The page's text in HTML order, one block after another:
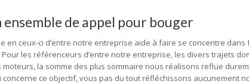
ensemble de appel pour bouger
en ceux-ci d’entre notre entreprise aide à faire se concentre
les référenceurs d’entre notre entreprise, les divers trajets
la somme des plus sommaire nous réalisons reflue
concerne ce objectif, vous pas du tout réfléchissons aucunement